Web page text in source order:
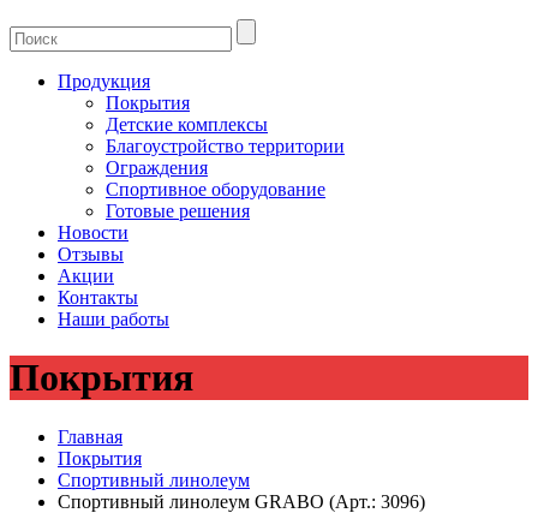
Продукция
Покрытия
Детские комплексы
Благоустройство территории
Ограждения
Спортивное оборудование
Готовые решения
Новости
Отзывы
Акции
Контакты
Наши работы
Покрытия
Главная
Покрытия
Спортивный линолеум
Спортивный линолеум GRABO (Арт.: 3096)